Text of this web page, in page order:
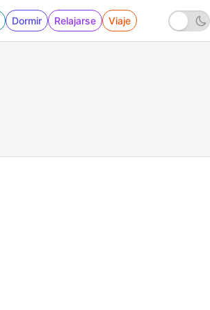
Dormir Relajarse Viaje